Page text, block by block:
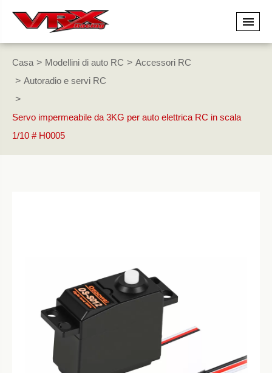
Casa Modellini di auto RC
Accessori RC
Autoradio e servi RC
Servo impermeabile da 3KG per auto elettrica RC in scala
1/10 # H0005